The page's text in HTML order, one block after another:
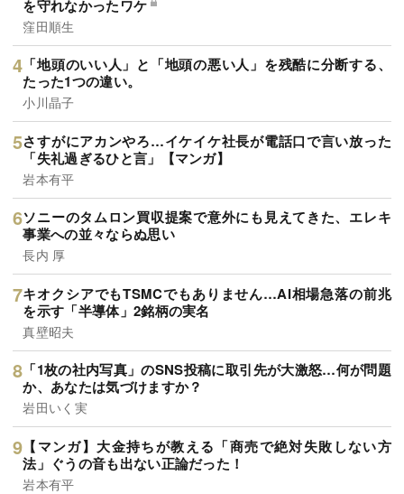
を守れなかったワケ
窪田順生
「地頭のいい人」と「地頭の悪い人」を残酷に分断する、
たった1つの違い。
小川晶子
さすがにアカンやろ…イケイケ社長が電話口で言い放った
「失礼過ぎるひと言」【マンガ】
岩本有平
ソニーのタムロン買収提案で意外にも見えてきた、エレキ
事業への並々ならぬ思い
長内 厚
キオクシアでもTSMCでもありません…AI相場急落の前兆
を示す「半導体」2銘柄の実名
真壁昭夫
「1枚の社内写真」のSNS投稿に取引先が大激怒…何が問題
か、あなたは気づけますか？
岩田いく実
【マンガ】大金持ちが教える「商売で絶対失敗しない方
法」ぐうの音も出ない正論だった！
岩本有平